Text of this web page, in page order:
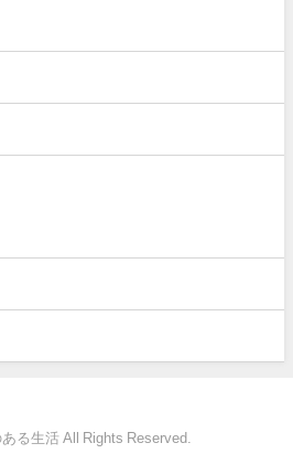
る生活 All Rights Reserved.